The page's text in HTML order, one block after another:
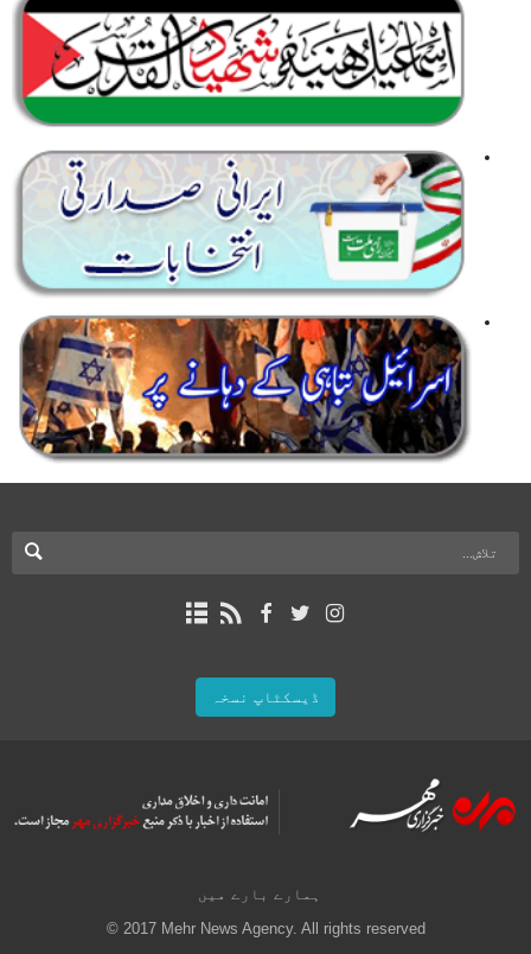
ڈیسکٹاپ نسخہ
ہمارے بارے میں
© 2017 Mehr News Agency. All rights reserved